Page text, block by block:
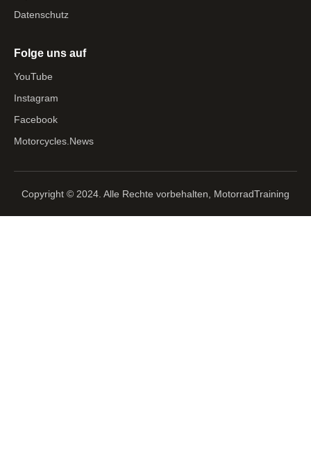
Datenschutz
Folge uns auf
YouTube
Instagram
Facebook
Motorcycles.News
Copyright © 2024. Alle Rechte vorbehalten, MotorradTraining